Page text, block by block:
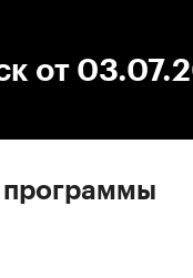
от
программы